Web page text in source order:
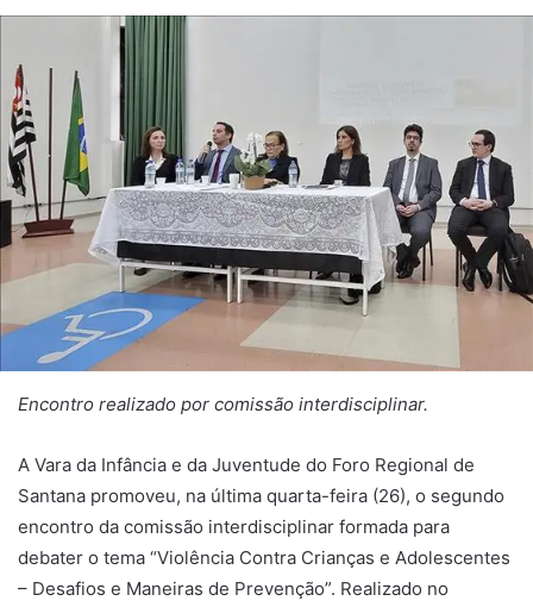
Encontro realizado por comissão interdisciplinar.
A Vara da Infância e da Juventude do Foro Regional de
Santana promoveu, na última quarta-feira (26), o segundo
encontro da comissão interdisciplinar formada para
debater o tema “Violência Contra Crianças e Adolescentes
– Desafios e Maneiras de Prevenção”. Realizado no